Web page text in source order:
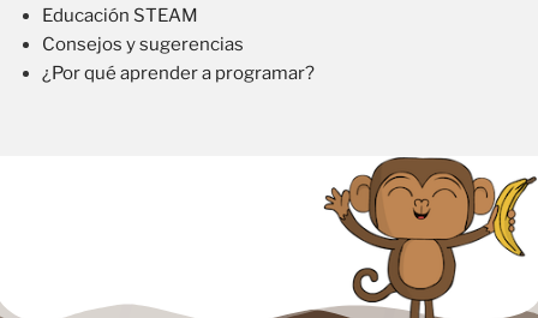
Educación STEAM
Consejos y sugerencias
¿Por qué aprender a programar?